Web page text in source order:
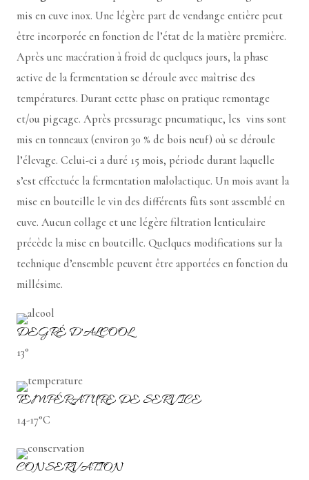
mis en cuve inox. Une légère part de vendange entière peut
être incorporée en fonction de l’état de la matière première.
Après une macération à froid de quelques jours, la phase
active de la fermentation se déroule avec maîtrise des
températures. Durant cette phase on pratique remontage
et/ou pigeage. Après pressurage pneumatique, les vins sont
mis en tonneaux (environ 30 % de bois neuf) où se déroule
l’élevage. Celui-ci a duré 15 mois, période durant laquelle
s’est effectuée la fermentation malolactique. Un mois avant la
mise en bouteille le vin des différents fûts sont assemblé en
cuve. Aucun collage et une légère filtration lenticulaire
précède la mise en bouteille. Quelques modifications sur la
technique d’ensemble peuvent être apportées en fonction du
millésime.
DEGRÉ D'ALCOOL
13°
TEMPÉRATURE DE SERVICE
14-17°C
CONSERVATION